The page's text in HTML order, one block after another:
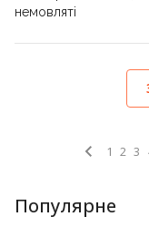
немовляті
1 2 3
Популярне